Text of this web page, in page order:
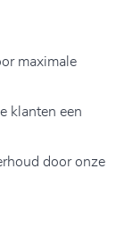
maximale
klanten een
door onze